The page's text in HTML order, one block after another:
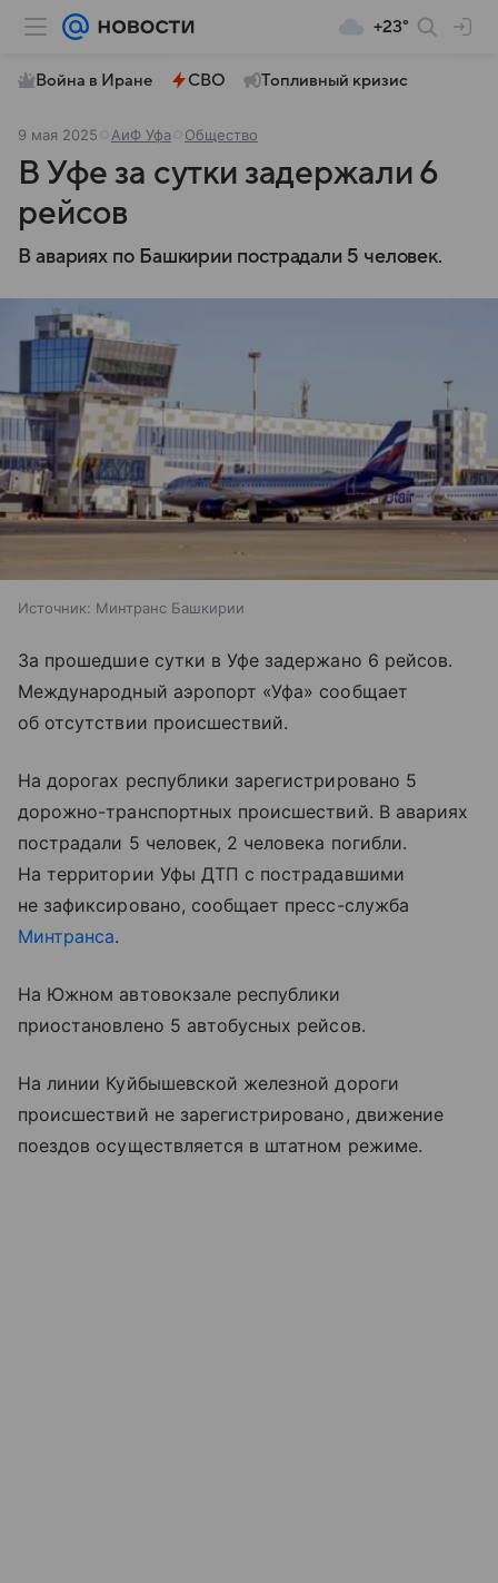
+23°
Война в Иране СВО Топливный кризис
9 мая 2025 АиФ Уфа Общество
В Уфе за сутки задержали 6
рейсов
В авариях по Башкирии пострадали 5 человек.
Источник: Минтранс Башкирии
За прошедшие сутки в Уфе задержано 6 рейсов.
Международный аэропорт «Уфа» сообщает
об отсутствии происшествий.
На дорогах республики зарегистрировано 5
дорожно-транспортных происшествий. В авариях
пострадали 5 человек, 2 человека погибли.
На территории Уфы ДТП с пострадавшими
не зафиксировано, сообщает пресс-служба
Минтранса.
На Южном автовокзале республики
приостановлено 5 автобусных рейсов.
На линии Куйбышевской железной дороги
происшествий не зарегистрировано, движение
поездов осуществляется в штатном режиме.